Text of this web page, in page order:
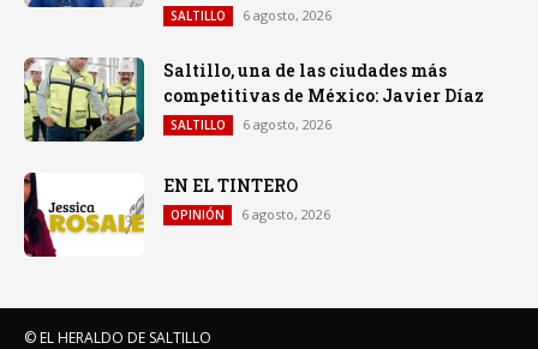
SALTILLO 6 agosto, 2026
Saltillo, una de las ciudades más
competitivas de México: Javier Díaz
SALTILLO 6 agosto, 2026
EN EL TINTERO
OPINIÓN 6 agosto, 2026
© EL HERALDO DE SALTILLO